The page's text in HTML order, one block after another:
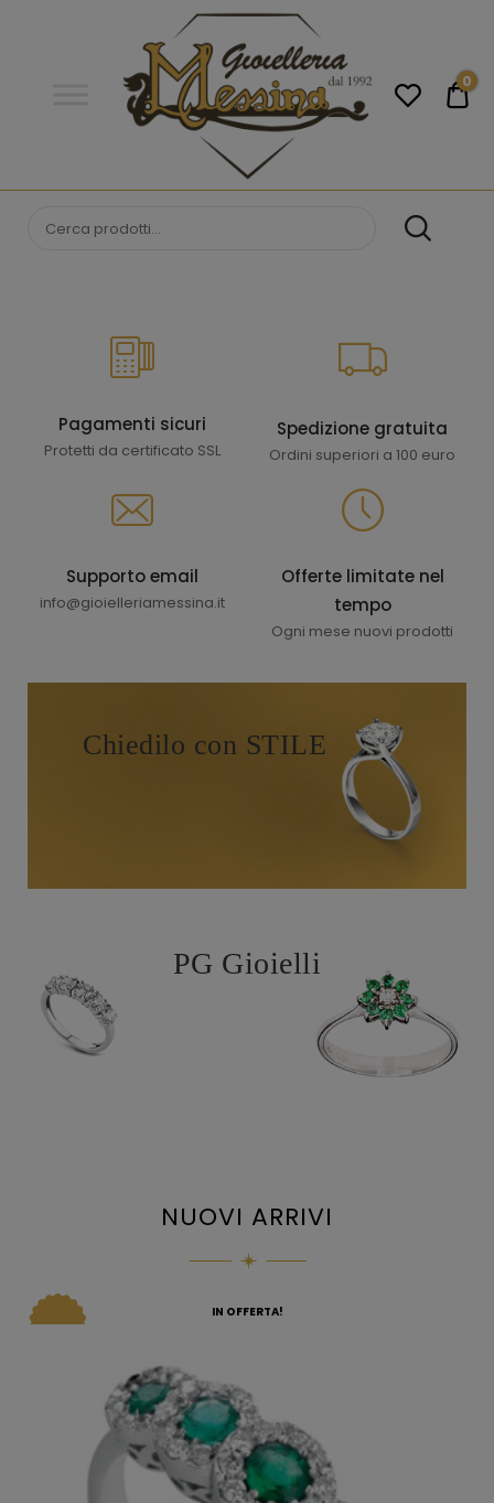
donna. Acquista online i migliori
0
Pagamenti sicuri
Protetti da certificato SSL
Spedizione gratuita
Ordini superiori a 100 euro
Supporto email
info@gioielleriamessina.it
Offerte limitate nel
tempo
Ogni mese nuovi prodotti
Chiedilo con STILE
PG Gioielli
NUOVI ARRIVI
IN OFFERTA!